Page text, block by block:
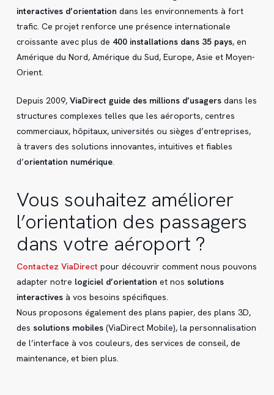
interactives d’orientation dans les environnements à fort
trafic. Ce projet renforce une présence internationale
croissante avec plus de 400 installations dans 35 pays, en
Amérique du Nord, Amérique du Sud, Europe, Asie et Moyen-
Orient.
Depuis 2009, ViaDirect guide des millions d’usagersdans les
structures complexes telles que les aéroports, centres
commerciaux, hôpitaux, universités ou sièges d’entreprises,
à travers des solutions innovantes, intuitives et fiables
d’orientation numérique.
Vous souhaitez améliorer
l’orientation des passagers
dans votre aéroport ?
Contactez ViaDirect pour découvrir comment nous pouvons
adapter notre logiciel d’orientation et nos solutions
interactivesà vos besoins spécifiques.
Nous proposons également des plans papier, des plans 3D,
des solutions mobiles(ViaDirect Mobile), la personnalisation
de l’interface à vos couleurs, des services de conseil, de
maintenance, et bien plus.